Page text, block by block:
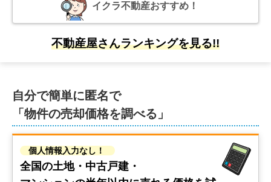
埼玉県越谷市大字大林
階 築年数:29年
500 万円
埼玉県越谷市大字大林
階数:2階
建物面積:81㎡
イクラ不動産おすすめ！
不動産屋さんランキングを見る!!
自分で簡単に匿名で
「物件の売却価格を調べる」
個人情報入力なし！
全国の土地・中古戸建・